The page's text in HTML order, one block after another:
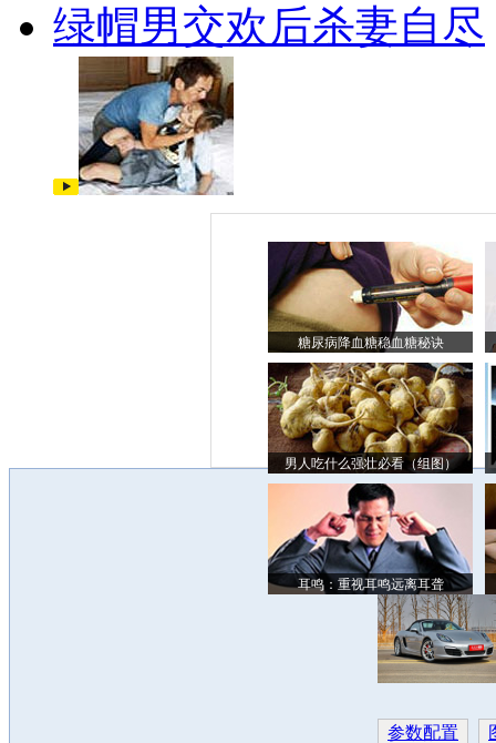
绿帽男交欢后杀妻自尽
糖尿病降血糖稳血糖秘诀
男人吃什么强壮必看（组图）
耳鸣：重视耳鸣远离耳聋
参数配置